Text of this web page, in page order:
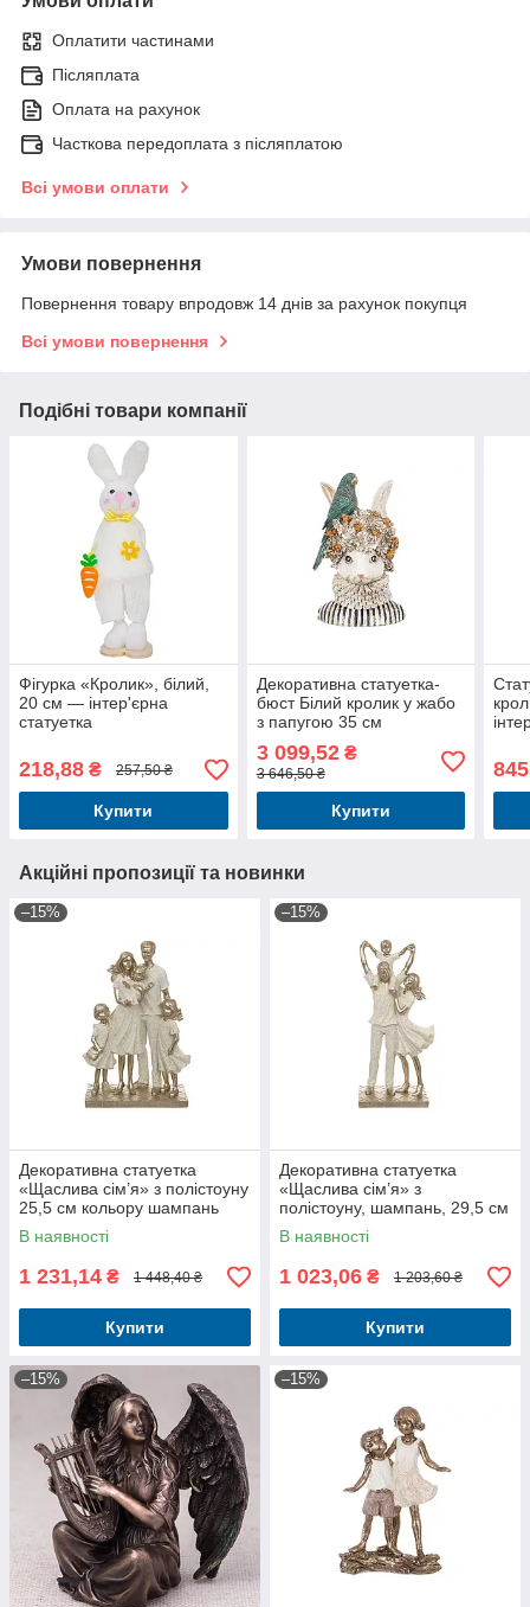
Оплатити частинами
Післяплата
Оплата на рахунок
Часткова передоплата з післяплатою
Всі умови оплати
Умови повернення
Повернення товару впродовж 14 днів за рахунок покупця
Всі умови повернення
Подібні товари компанії
Фігурка «Кролик», білий,
20 см — інтер'єрна
статуетка
218,88 ₴ 257,50 ₴
Купити
Декоративна статуетка-
бюст Білий кролик у жабо
з папугою 35 см
3 099,52₴
3 646,50 ₴
Купити
Акційні пропозиції та новинки
–15%
Декоративна статуетка
«Щаслива сім’я» з полістоуну
25,5 см кольору шампань
В наявності
1 231,14 ₴ 1 448,40 ₴
Купити
–15%
Декоративна статуетка
«Щаслива сім’я» з
полістоуну, шампань, 29,5 см
В наявності
1 023,06 ₴ 1 203,60 ₴
Купити
–15% –15%